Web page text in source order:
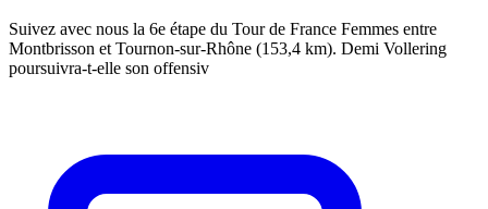
Suivez avec nous la 6e étape du Tour de France Femmes entre
Montbrisson et Tournon-sur-Rhône (153,4 km). Demi Vollering
poursuivra-t-elle son offensiv